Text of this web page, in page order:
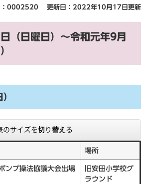
：0002520 更新日：2022年10月17日更新
（日曜日）～令和元年9月
のサイズを切り替える
場所
ンプ操法協議大会出場
旧安田小学校グ
ラウンド